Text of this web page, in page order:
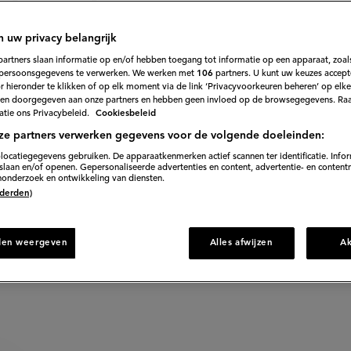
Beoordeel
'Cannelloni
met
ricotta
spinazie'
combinatie: ricotta en spinazie.
min. voorbereiden
uw privacy belangrijk
slaan informatie op en/of hebben toegang tot informatie op een apparaat, zoals
te verwerken. We werken met 106 partners. U kunt uw keuzes
hieronder te klikken of op elk moment via de link ‘Privacyvoorkeuren beheren’ op
doorgegeven aan onze partners en hebben geen invloed op de browsegegevens.
ons Privacybeleid.
Cookiesbeleid
partners verwerken gegevens voor de volgende doeleinden:
gebruiken. De apparaatkenmerken actief scannen ter identificatie.
en/of openen. Gepersonaliseerde advertenties en content, advertentie- en
en ontwikkeling van diensten.
weergeven Alles afwijzen